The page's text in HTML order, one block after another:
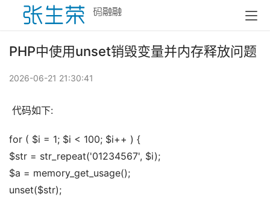
PHP中使用unset销毁变量并内存释放问题
2026-06-21 21:30:41
代码如下:
for ( $i = 1; $i < 100; $i++ ) {
$str = str_repeat('01234567', $i);
$a = memory_get_usage();
unset($str);